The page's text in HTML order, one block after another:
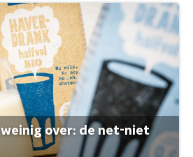
over: de net-niet